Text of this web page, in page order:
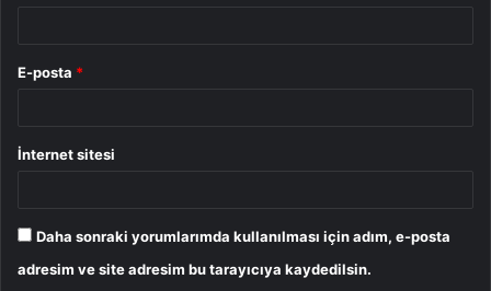
E-posta *
İnternet sitesi
Daha sonraki yorumlarımda kullanılması için adım, e-posta
adresim ve site adresim bu tarayıcıya kaydedilsin.